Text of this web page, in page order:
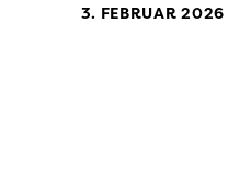
3. FEBRUAR 2026